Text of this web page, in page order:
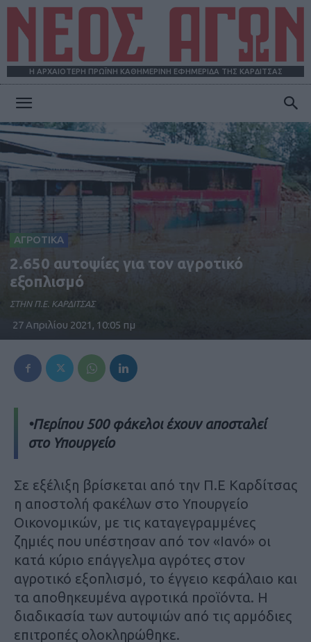
Η ΑΡΧΑΙΟΤΕΡΗ ΠΡΩΪΝΗ ΚΑΘΗΜΕΡΙΝΗ ΕΦΗΜΕΡΙΔΑ ΤΗΣ ΚΑΡΔΙΤΣΑΣ
ΑΓΡΟΤΙΚΑ
2.650 αυτοψίες για τον αγροτικό
εξοπλισμό
ΣΤΗΝ Π.Ε. ΚΑΡΔΙΤΣΑΣ
27 Απριλίου 2021, 10:05 πμ
•Περίπου 500 φάκελοι έχουν αποσταλεί
στο Υπουργείο
Σε εξέλιξη βρίσκεται από την Π.Ε Καρδίτσας
η αποστολή φακέλων στο Υπουργείο
Οικονομικών, με τις καταγεγραμμένες
ζημιές που υπέστησαν από τον «Ιανό» οι
κατά κύριο επάγγελμα αγρότες στον
αγροτικό εξοπλισμό, το έγγειο κεφάλαιο και
τα αποθηκευμένα αγροτικά προϊόντα. Η
διαδικασία των αυτοψιών από τις αρμόδιες
επιτροπές ολοκληρώθηκε.